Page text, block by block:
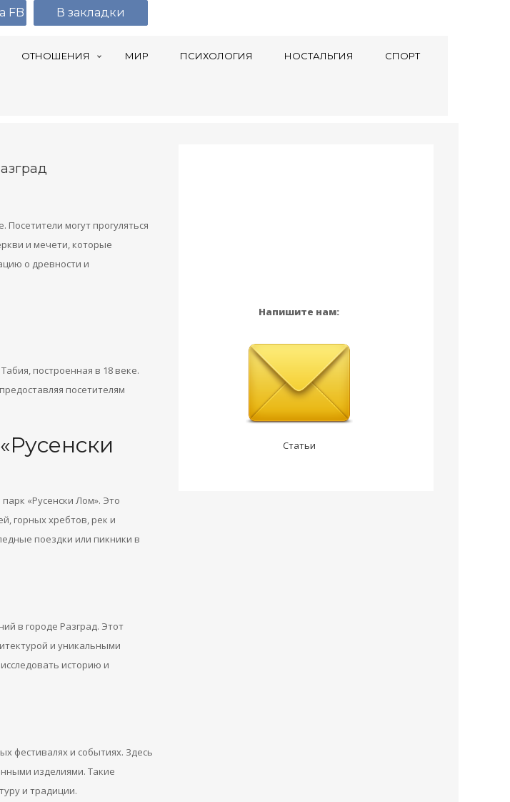
ОТНОШЕНИЯ МИР ПСИХОЛОГИЯ НОСТАЛЬГИЯ СПОРТ
Посетители могут прогуляться
и мечети, которые
о древности и
построенная в 18 веке.
посетителям
«Русенски Лом». Это
горных хребтов, рек и
поездки или пикники в
в городе Разград. Этот
и уникальными
историю и
фестивалях и событиях. Здесь
изделиями. Такие
и традиции.
Напишите нам:
Статьи
FB В закладки